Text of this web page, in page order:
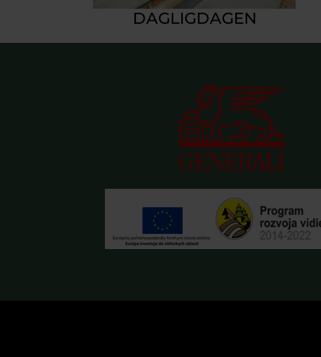
DAGLIGDAGEN